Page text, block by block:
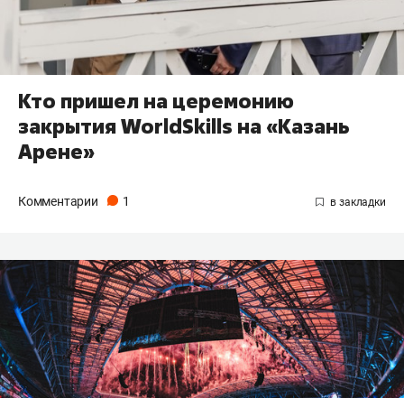
Кто пришел на церемонию
закрытия WorldSkills на «Казань
Арене»
Комментарии 1